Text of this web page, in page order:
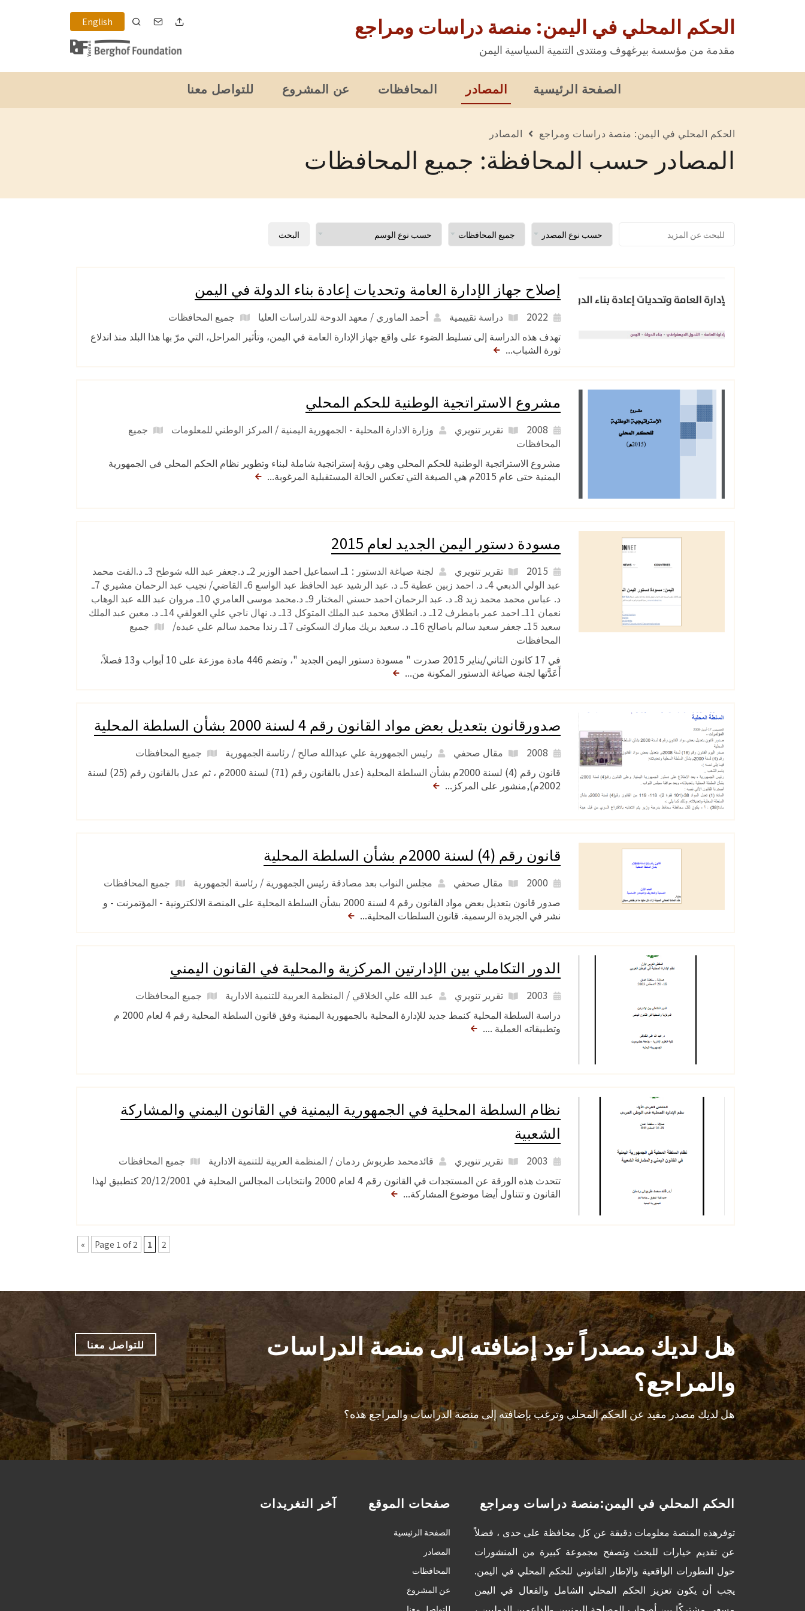
الحكم المحلي في اليمن: منصة دراسات ومراجع
مقدمة من مؤسسة بيرغهوف ومنتدى التنمية السياسية اليمن
English
الصفحة الرئيسية المصادر المحافظات عن المشروع للتواصل معنا
الحكم المحلي في اليمن: منصة دراسات ومراجع المصادر
المصادر حسب المحافظة: جميع المحافظات
إصلاح جهاز الإدارة العامة وتحديات إعادة بناء الدولة في اليمن
دراسة تقييمية أحمد الماوري / معهد الدوحة للدراسات العليا
جميع المحافظات
تهدف هذه الدراسة إلى تسليط الضوء على واقع جهاز الإدارة العامة في اليمن، وتأثير المراحل، التي مرّ بها هذا البلد منذ اندلاع
ثورة الشباب...
مشروع الاستراتجية الوطنية للحكم المحلي
تقرير تنويري وزارة الادارة المحلية - الجمهورية اليمنية / المركز الوطني للمعلومات
جميع
المحافظات
مشروع الاستراتجية الوطنية للحكم المحلي وهي رؤية إستراتجية شاملة لبناء وتطوير نظام الحكم المحلي في الجمهورية
اليمنية حتى عام 2015م هي الصيغة التي تعكس الحالة المستقبلية المرغوبة...
مسودة دستور اليمن الجديد لعام 2015
تقرير تنويري
لجنة صياغة الدستور : 1ـ اسماعيل احمد الوزير 2ـ د.جعفر عبد الله شوطح 3ـ د.الفت محمد
عبد الولي الدبعي 4ـ د. احمد زبين عطية 5ـ د. عبد الرشيد عبد الحافظ عبد الواسع 6ـ القاضي/ نجيب عبد الرحمان مشيري 7ـ
د. عباس محمد محمد زيد 8ـ د. عبد الرحمان احمد حسني المختار 9ـ د.محمد موسى العامري 10ـ مروان عبد الله عبد الوهاب
نعمان 11ـ احمد عمر بامطرف 12ـ د. انطلاق محمد عبد الملك المتوكل 13ـ د. نهال ناجي علي العولقي 14ـ د. معين عبد الملك
سعيد 15ـ جعفر سعيد سالم باصالح 16ـ د. سعيد بريك مبارك السكوتى 17ـ رندا محمد سالم علي عبده/
جميع
المحافظات
في 17 كانون الثاني/يناير 2015 صدرت " مسودة دستور اليمن الجديد "، وتضم 446 مادة موزعة على 10 أبواب و13 فصلاً،
أَعَدَّتها لجنة صياغة الدستور المكونة من...
صدورقانون بتعديل بعض مواد القانون رقم 4 لسنة 2000 بشأن السلطة المحلية
مقال صحفي رئيس الجمهورية علي عبدالله صالح / رئاسة الجمهورية
جميع المحافظات
قانون رقم (4) لسنة 2000م بشأن السلطة المحلية (عدل بالقانون رقم (71) لسنة 2000م ، ثم عدل بالقانون رقم (25) لسنة
2002م),منشور على المركز...
قانون رقم (4) لسنة 2000م بشأن السلطة المحلية
مقال صحفي مجلس النواب بعد مصادقة رئيس الجمهورية / رئاسة الجمهورية
جميع المحافظات
صدور قانون بتعديل بعض مواد القانون رقم 4 لسنة 2000 بشأن السلطة المحلية على المنصة الالكترونية - المؤتمرنت - و
نشر في الجريدة الرسمية. قانون السلطات المحلية...
الدور التكاملي بين الإدارتين المركزية والمحلية في القانون اليمني
تقرير تنويري عبد الله علي الخلاقي / المنظمة العربية للتنمية الادارية
جميع المحافظات
دراسة السلطة المحلية كنمط جديد للإدارة المحلية بالجمهورية اليمنية وفق قانون السلطة المحلية رقم 4 لعام 2000 م
وتطبيقاته العملية ....
نظام السلطة المحلية في الجمهورية اليمنية في القانون اليمني والمشاركة
الشعبية
تقرير تنويري قائدمحمد طربوش ردمان / المنظمة العربية للتنمية الادارية
جميع المحافظات
تتحدث هذه الورقة عن المستجدات في القانون رقم 4 لعام 2000 وانتخابات المجالس المحلية في 20/12/2001 كتطبيق لهذا
القانون و تتناول أيضا موضوع المشاركة...
Page 1 of 2 1 2
»
هل لديك مصدراً تود إضافته إلى منصة الدراسات
والمراجع؟
هل لديك مصدر مفيد عن الحكم المحلي وترغب بإضافته إلى منصة الدراسات والمراجع هذه؟
للتواصل معنا
الحكم المحلي في اليمن:منصة دراسات ومراجع
توفرهذه المنصة معلومات دقيقة عن كل محافظة على حدى ، فضلاً
عن تقديم خيارات للبحث وتصفح مجموعة كبيرة من المنشورات
حول التطورات الواقعية والإطار القانوني للحكم المحلي في اليمن.
يجب أن يكون تعزيز الحكم المحلي الشامل والفعال في اليمن
صفحات الموقع
الصفحة الرئيسية
المصادر
المحافظات
عن المشروع
للتواصل معنا
آخر التغريدات